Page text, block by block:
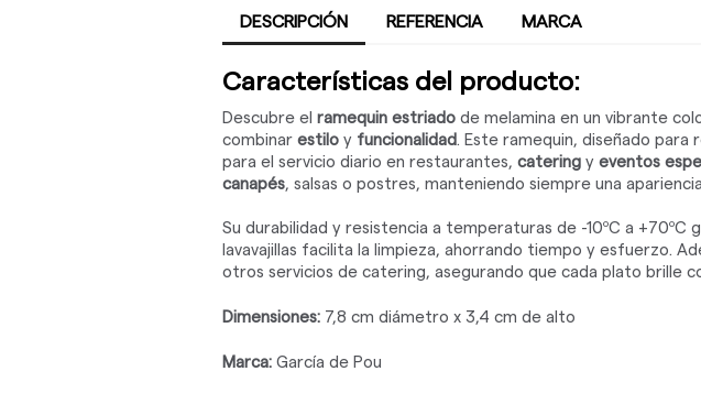
DESCRIPCIÓN REFERENCIA MARCA
Características del producto:
Descubre el ramequin estriadode melamina en un vibrante
combinar estiloy funcionalidad . Este ramequin, diseñado
para el servicio diario en restaurantes, cateringy eventos
canapés, salsas o postres, manteniendo siempre una
Su durabilidad y resistencia a temperaturas de -10ºC a
lavavajillas facilita la limpieza, ahorrando tiempo y esfuerzo.
otros servicios de catering, asegurando que cada plato brille
Dimensiones:7,8 cm diámetro x 3,4 cm de alto
Marca:García de Pou